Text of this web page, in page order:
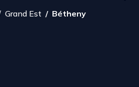
Grand Est Bétheny